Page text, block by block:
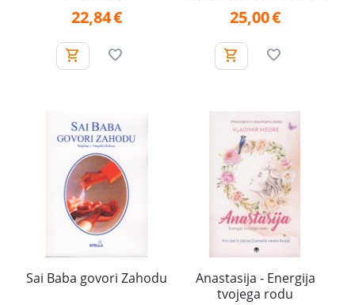
22,84€ 25,00€
Sai Baba govori Zahodu
Anastasija - Energija
tvojega rodu